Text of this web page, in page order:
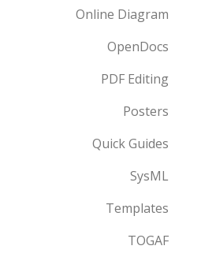
Online Diagram
OpenDocs
PDF Editing
Posters
Quick Guides
SysML
Templates
TOGAF